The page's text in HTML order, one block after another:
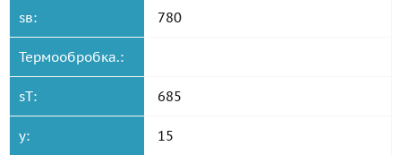
sв: 780
Термообробка.:
sT: 685
y: 15